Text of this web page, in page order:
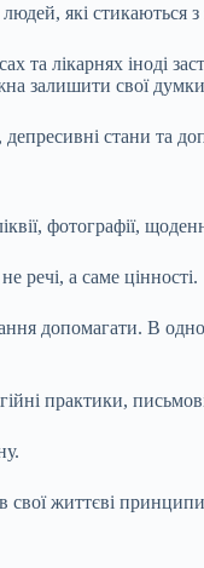
які стикаються з
та лікарнях
залишити свої
стани та
фотографії,
речі, а саме цінності.
допомагати. В
практики, письмові
свої життєві